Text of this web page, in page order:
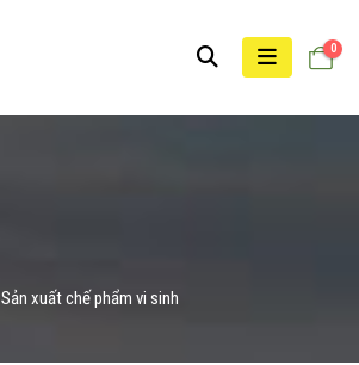
0
Sản xuất chế phẩm vi sinh